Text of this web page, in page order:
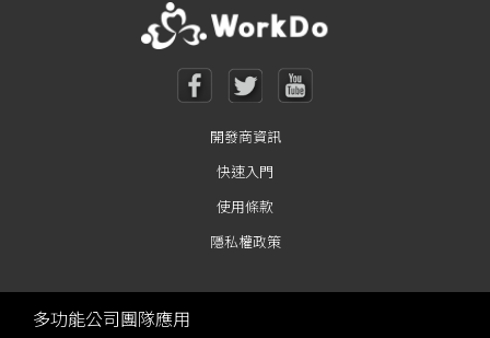
開發商資訊
快速入門
使用條款
隱私權政策
多功能公司團隊應用